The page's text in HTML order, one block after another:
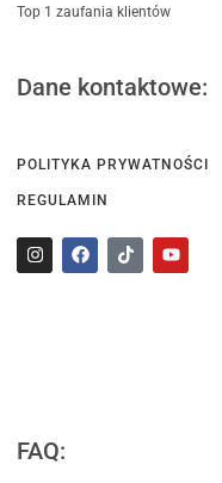
Top 1 zaufania klientów
Dane kontaktowe:
POLITYKA PRYWATNOŚCI
REGULAMIN
FAQ: